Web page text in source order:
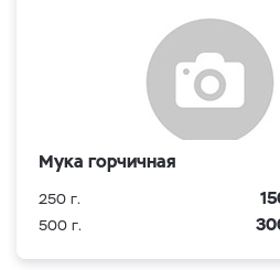
Мука горчичная
250 г.
500 г.